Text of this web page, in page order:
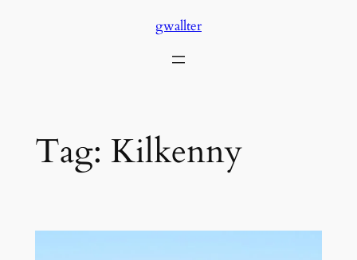
gwallter
Tag: Kilkenny